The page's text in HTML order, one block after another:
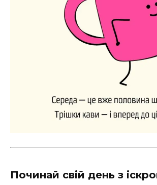
Починай свій день з